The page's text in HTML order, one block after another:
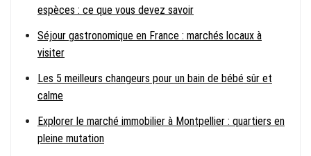
espèces : ce que vous devez savoir
Séjour gastronomique en France : marchés locaux à
visiter
Les 5 meilleurs changeurs pour un bain de bébé sûr et
calme
Explorer le marché immobilier à Montpellier : quartiers en
pleine mutation